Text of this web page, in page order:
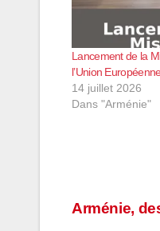
Lancement de la
l’Union
14 juillet 2026
Dans "Arménie"
Arménie,